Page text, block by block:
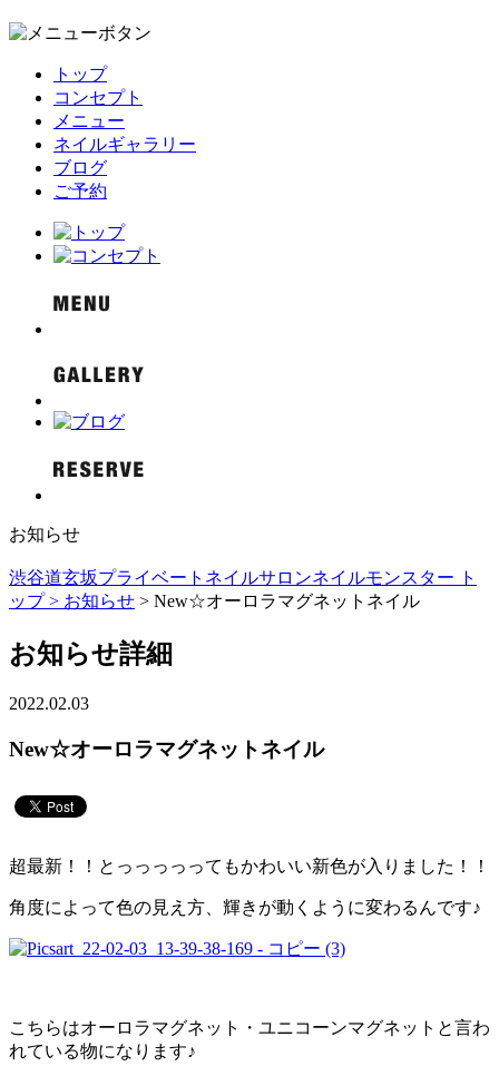
トップ
コンセプト
メニュー
ネイルギャラリー
ブログ
ご予約
お知らせ
渋谷道玄坂プライベートネイルサロンネイルモンスター ト
ップ > お知らせ > New☆オーロラマグネットネイル
お知らせ詳細
2022.02.03
New☆オーロラマグネットネイル
超最新！！とっっっっってもかわいい新色が入りました！！
角度によって色の見え方、輝きが動くように変わるんです♪
こちらはオーロラマグネット・ユニコーンマグネットと言わ
れている物になります♪